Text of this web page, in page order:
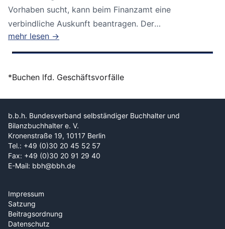
Vorhaben sucht, kann beim Finanzamt eine
verbindliche Auskunft beantragen. Der
Bundesfinanzhof...
mehr lesen →
*Buchen lfd. Geschäftsvorfälle
b.b.h. Bundesverband selbständiger Buchhalter und
Bilanzbuchhalter e. V.
Kronenstraße 19, 10117 Berlin
Tel.: +49 (0)30 20 45 52 57
Fax: +49 (0)30 20 91 29 40
E-Mail: bbh@bbh.de
Impressum
Satzung
Beitragsordnung
Datenschutz